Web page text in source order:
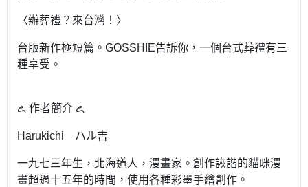
〈辦葬禮？來台灣！〉
台版新作極短篇。GOSSHIE告訴你，一個台式葬禮有三
種享受。
꧖ 作者簡介 ꧖
Harukichi ハル吉
一九七三年生，北海道人，漫畫家。創作詼諧的貓咪漫
畫超過十五年的時間，使用各種彩墨手繪創作。